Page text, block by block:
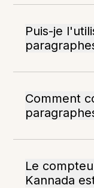
Puis-je
Comment
Le
Kannada